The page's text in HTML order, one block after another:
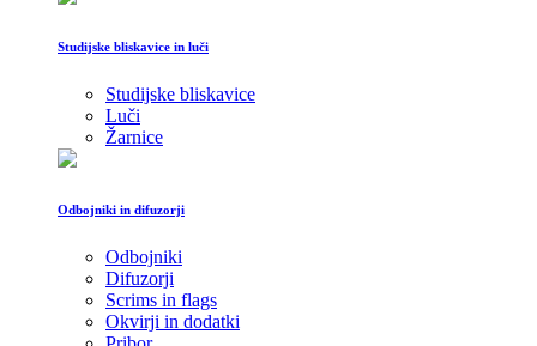
Studijske bliskavice in luči
Studijske bliskavice
Luči
Žarnice
Odbojniki in difuzorji
Odbojniki
Difuzorji
Scrims in flags
Okvirji in dodatki